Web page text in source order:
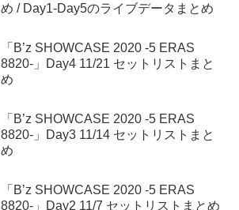
め / Day1-Day5のライブデータまとめ
「B’z SHOWCASE 2020 -5 ERAS
8820-」Day4 11/21 セットリストまと
め
「B’z SHOWCASE 2020 -5 ERAS
8820-」Day3 11/14 セットリストまと
め
「B’z SHOWCASE 2020 -5 ERAS
8820-」Day2 11/7 セットリストまとめ